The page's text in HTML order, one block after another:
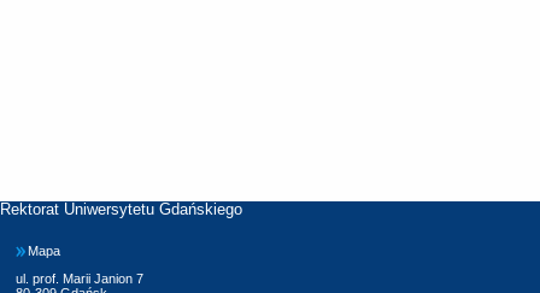
Rektorat Uniwersytetu Gdańskiego
Mapa
ul. prof. Marii Janion 7